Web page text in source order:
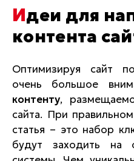
Отдельный
Пн-пт. с
Идеи для написания
контента
Оптимизируя сайт
очень большое
контенту,
сайта. При
статья – это набор
будут заходить на